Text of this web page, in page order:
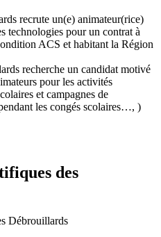
recrute un(e) animateur(rice)
technologies pour un contrat à
ACS et habitant la Région
recherche un candidat motivé
pour les activités
et campagnes de
les congés scolaires…, )
des